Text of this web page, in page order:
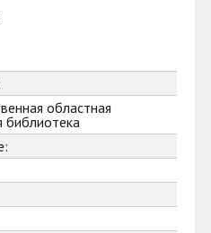
областная
библиотека